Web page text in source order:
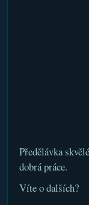
Předělávka
dobrá práce.
Víte o dalších?